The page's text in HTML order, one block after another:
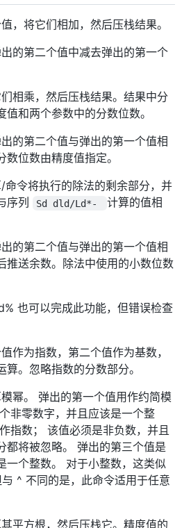
，将它们相加，然后压栈结果。
的第二个值中减去弹出的第一个
相乘，然后压栈结果。结果中分
和两个参数中的分数位数。
的第二个值与弹出的第一个值相
位数由精度值指定。
命令将执行的除法的剩余部分，并
序列
Sd dld/Ld*-
计算的值相
的第二个值与弹出的第一个值相
推送余数。除法中使用的小数位数
也可以完成此功能，但错误检查
作为指数，第二个值作为基数，
。忽略指数的分数部分。
幂。 弹出的第一个值用作约简模
非零数字，并且应该是一个整
指数； 该值必须是非负数，并且
都将被忽略。 弹出的第三个值是
一个整数。 对于小整数，这类似
^ 不同的是，此命令适用于任意
平方根，然后压栈它。精度值的